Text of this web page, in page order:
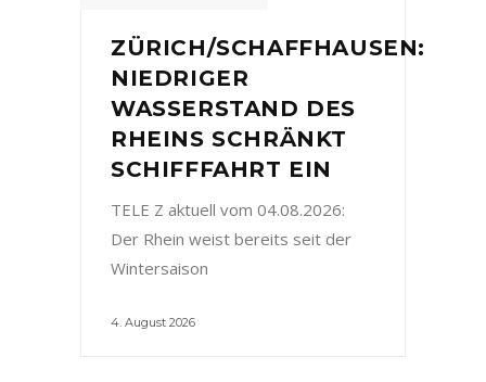
ZÜRICH/SCHAFFHAUSEN:
NIEDRIGER
WASSERSTAND DES
RHEINS SCHRÄNKT
SCHIFFFAHRT EIN
TELE Z aktuell vom 04.08.2026:
Der Rhein weist bereits seit der
Wintersaison
4. August 2026